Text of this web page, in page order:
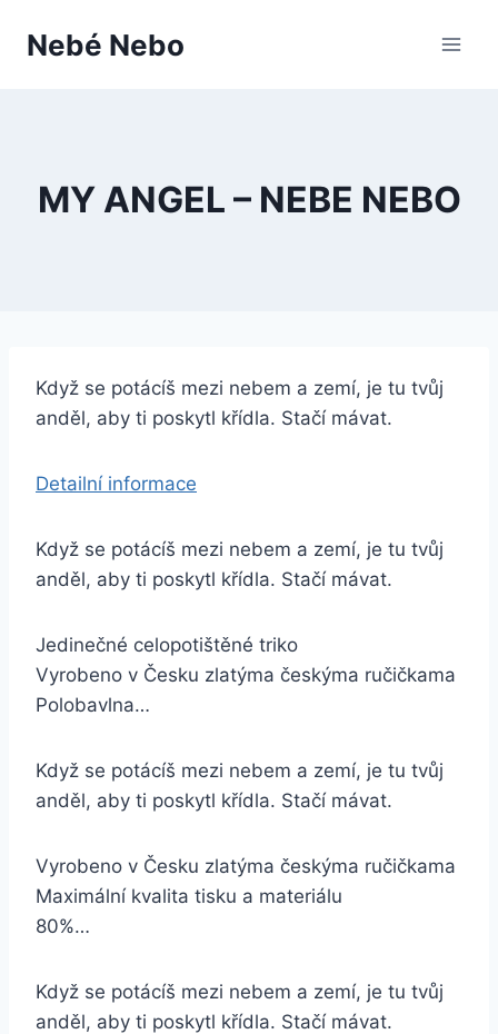
Nebé Nebo
MY ANGEL – NEBE NEBO
Když se potácíš mezi nebem a zemí, je tu tvůj
anděl, aby ti poskytl křídla. Stačí mávat.
Detailní informace
Když se potácíš mezi nebem a zemí, je tu tvůj
anděl, aby ti poskytl křídla. Stačí mávat.
Jedinečné celopotištěné triko
Vyrobeno v Česku zlatýma českýma ručičkama
Polobavlna…
Když se potácíš mezi nebem a zemí, je tu tvůj
anděl, aby ti poskytl křídla. Stačí mávat.
Vyrobeno v Česku zlatýma českýma ručičkama
Maximální kvalita tisku a materiálu
80%…
Když se potácíš mezi nebem a zemí, je tu tvůj
anděl, aby ti poskytl křídla. Stačí mávat.